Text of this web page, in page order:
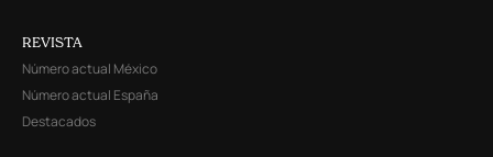
REVISTA
Número actual México
Número actual España
Destacados